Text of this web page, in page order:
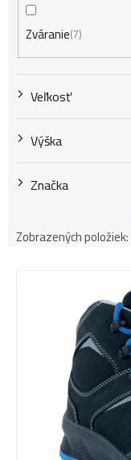
Zváranie 7
Veľkosť
Výška
Značka
Zobrazených položiek: